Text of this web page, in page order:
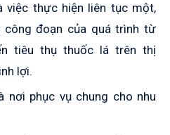
việc thực hiện liên tục một,
đoạn của quá trình từ
tiêu thụ thuốc lá trên thị
lợi.
nơi phục vụ chung cho nhu